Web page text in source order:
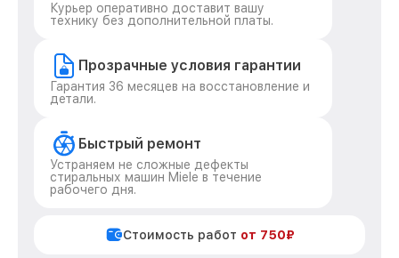
Курьер оперативно доставит вашу
технику без дополнительной платы.
Прозрачные условия гарантии
Гарантия 36 месяцев на восстановление и
детали.
Быстрый ремонт
Устраняем не сложные дефекты
стиральных машин Miele в течение
рабочего дня.
Стоимость работ от 750₽